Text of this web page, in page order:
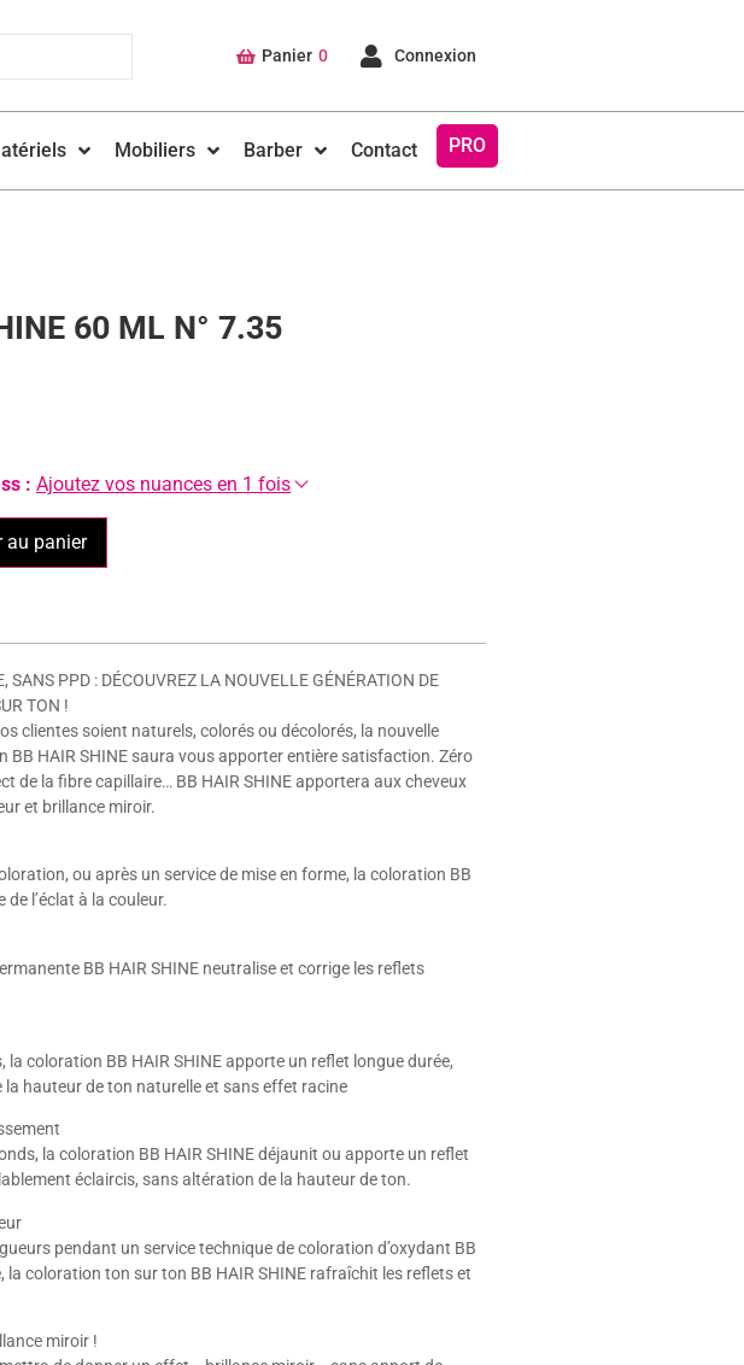
Panier 0 Connexion
Mobiliers Barber Contact PRO
60 ML N° 7.35
: Ajoutez vos nuances en 1 fois
au panier
SANS PPD : DÉCOUVREZ LA NOUVELLE GÉNÉRATION DE
TON !
clientes soient naturels, colorés ou décolorés, la nouvelle
BB HAIR SHINE saura vous apporter entière satisfaction. Zéro
de la fibre capillaire… BB HAIR SHINE apportera aux cheveux
et brillance miroir.
ou après un service de mise en forme, la coloration BB
l’éclat à la couleur.
BB HAIR SHINE neutralise et corrige les reflets
la coloration BB HAIR SHINE apporte un reflet longue durée,
hauteur de ton naturelle et sans effet racine
la coloration BB HAIR SHINE déjaunit ou apporte un reflet
éclaircis, sans altération de la hauteur de ton.
pendant un service technique de coloration d’oxydant BB
la coloration ton sur ton BB HAIR SHINE rafraîchit les reflets et
miroir !